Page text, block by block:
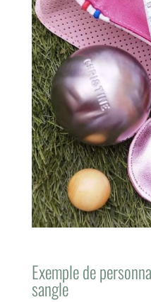
Exemple de
sangle